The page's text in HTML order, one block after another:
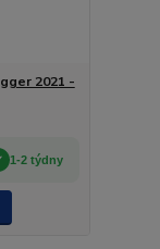
2021 -
1-2 týdny